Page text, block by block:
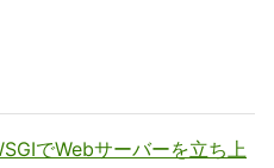
でWebサーバーを立ち上